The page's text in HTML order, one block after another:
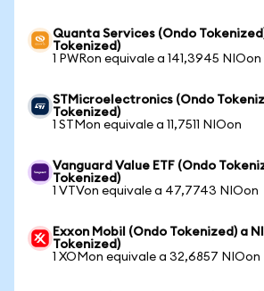
Quanta Services (Ondo
Tokenized)
1 PWRon equivale a 141,3945 NIOon
STMicroelectronics (Ondo
Tokenized)
1 STMon equivale a 11,7511 NIOon
Vanguard Value ETF (Ondo
Tokenized)
1 VTVon equivale a 47,7743 NIOon
Exxon Mobil (Ondo Tokenized) a
Tokenized)
1 XOMon equivale a 32,6857 NIOon